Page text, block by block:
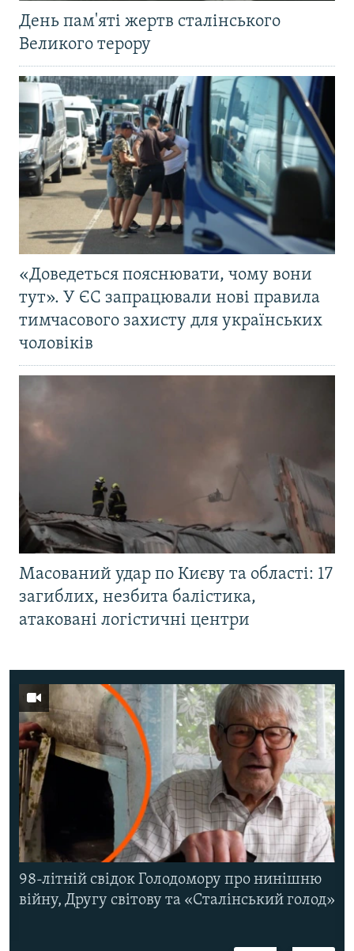
День пам'яті жертв сталінського
Великого терору
«Доведеться пояснювати, чому вони
тут». У ЄС запрацювали нові правила
тимчасового захисту для українських
чоловіків
Масований удар по Києву та області: 17
загиблих, незбита балістика,
атаковані логістичні центри
98-літній свідок Голодомору про нинішню
війну, Другу світову та «Сталінський голод»